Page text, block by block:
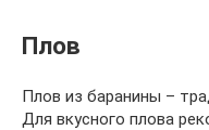
Плов
Плов из баранины –
Для вкусного плова